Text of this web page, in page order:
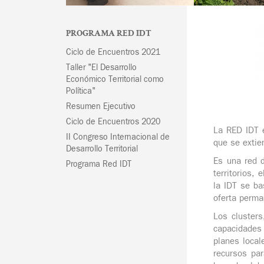
PROGRAMA RED IDT
Ciclo de Encuentros 2021
Taller "El Desarrollo
Económico Territorial como
Política"
Resumen Ejecutivo
Ciclo de Encuentros 2020
II Congreso Internacional de
Desarrollo Territorial
Programa Red IDT
La RED
que se
Es una red
territorios,
la IDT se
oferta
Los
planes
recursos